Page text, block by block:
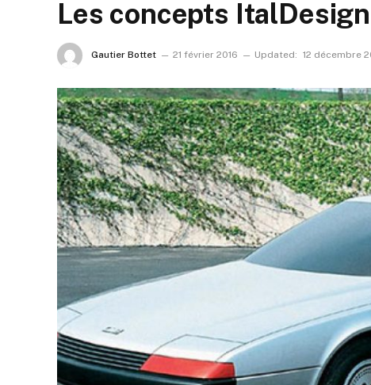
Les concepts
Gautier Bottet 21 février 2016 Updated: 12 décembre